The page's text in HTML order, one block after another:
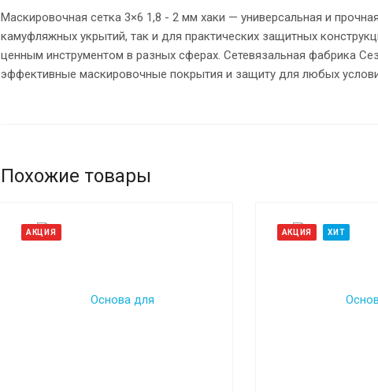
Маскировочная сетка 3×6 1,8 - 2 мм хаки — универсальная и
камуфляжных укрытий, так и для практических защитных
ценным инструментом в разных сферах. Сетевязальная фабрика
эффективные маскировочные покрытия и защиту для любых
Похожие товары
АКЦИЯ АКЦИЯ ХИТ